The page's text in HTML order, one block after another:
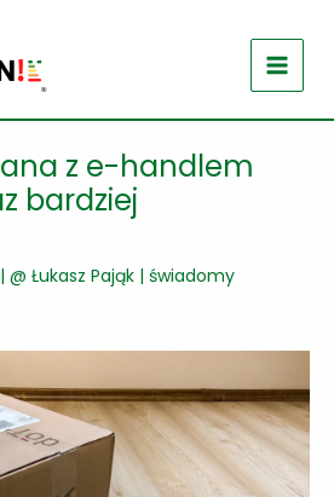
z e-handlem
bardziej
| @ Łukasz Pająk | świadomy